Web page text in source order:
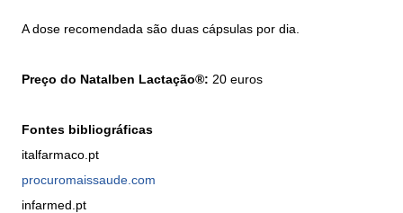
A dose recomendada são duas cápsulas por dia.
Preço do Natalben Lactação®: 20 euros
Fontes bibliográficas
italfarmaco.pt
procuromaissaude.com
infarmed.pt